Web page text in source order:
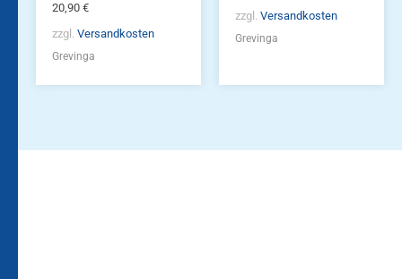
20,90 €
zzgl. Versandkosten
Grevinga
zzgl. Versandkosten
Grevinga